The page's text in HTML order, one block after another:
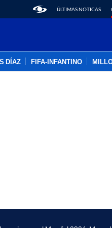
ÚLTIMAS NOTICAS
DÍAZ FIFA-INFANTINO